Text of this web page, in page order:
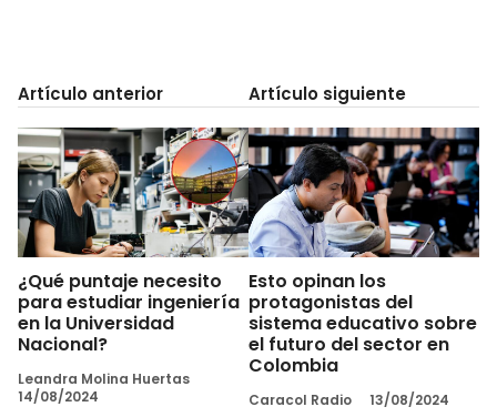
Artículo anterior
¿Qué puntaje necesito
para estudiar ingeniería
en la Universidad
Nacional?
Leandra Molina Huertas
14/08/2024
Artículo siguiente
Esto opinan los
protagonistas del
sistema educativo sobre
el futuro del sector en
Colombia
Caracol Radio 13/08/2024